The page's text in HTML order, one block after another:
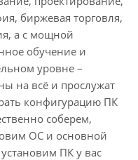
биржевая торговля,
а с мощной
обучение и
уровне –
на всё и прослужат
конфигурацию ПК
соберем,
ОС и основной
ПК у вас